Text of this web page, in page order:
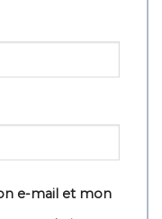
e-mail et mon